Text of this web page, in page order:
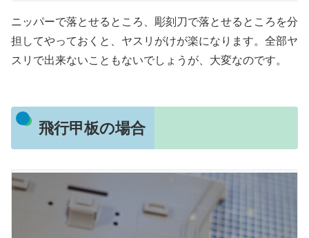
ニッパーで落とせるところ、彫刻刀で落とせるところを分
担してやっておくと、ヤスリがけが楽になります。全部ヤ
スリで出来ないこともないでしょうが、大変なのです。
飛行甲板の場合